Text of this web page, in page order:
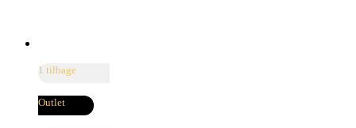
1 tilbage
Outlet